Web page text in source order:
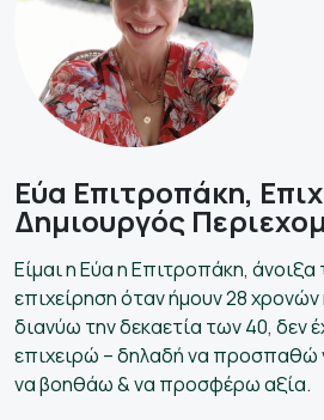
Εύα Επιτροπάκη,
Δημιουργός
Είμαι η Εύα η Επιτροπάκη,
επιχείρηση όταν ήμουν 28
διανύω την δεκαετία των 40, δεν
επιχειρώ – δηλαδή να προσπαθώ
να βοηθάω & να προσφέρω αξία.